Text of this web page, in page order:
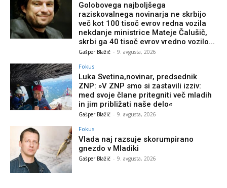
Golobovega najboljšega
raziskovalnega novinarja ne skrbijo
več kot 100 tisoč evrov redna vozila
nekdanje ministrice Mateje Čalušič,
skrbi ga 40 tisoč evrov vredno vozilo...
Gašper Blažič - 9. avgusta, 2026
Fokus
Luka Svetina,novinar, predsednik
ZNP: »V ZNP smo si zastavili izziv:
med svoje člane pritegniti več mladih
in jim približati naše delo«
Gašper Blažič - 9. avgusta, 2026
Fokus
Vlada naj razsuje skorumpirano
gnezdo v Mladiki
Gašper Blažič - 9. avgusta, 2026